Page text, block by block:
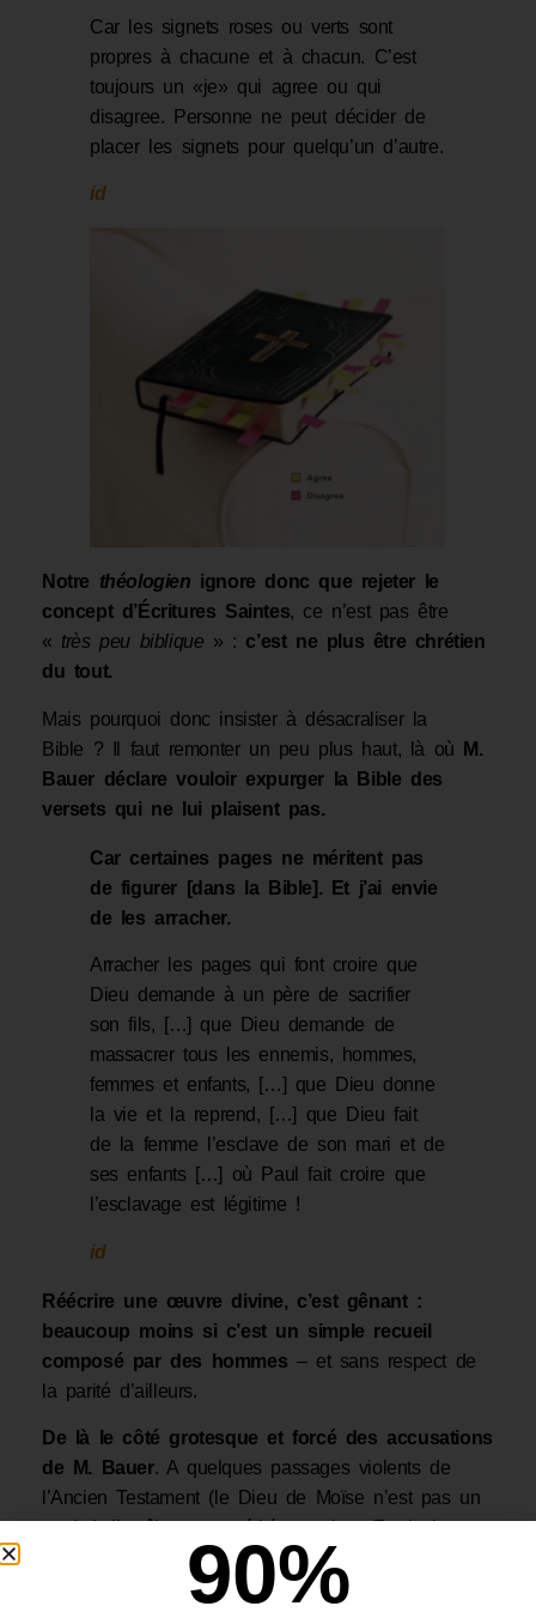
Car les signets roses ou verts sont
propres à chacune et à chacun. C’est
toujours un «je» qui agree ou qui
disagree. Personne ne peut décider de
placer les signets pour quelqu’un d’autre.
id
Notre théologien ignore donc que rejeter le
concept d’Écritures Saintes, ce n’est pas être
« très peu biblique » : c’est ne plus être chrétien
du tout.
Mais pourquoi donc insister à désacraliser la
Bible ? Il faut remonter un peu plus haut, là où
M.
Bauer déclare vouloir expurger la Bible des
versets qui ne lui plaisent pas.
Car certaines pages ne méritent pas
de figurer [dans la Bible]. Et j’ai envie
de les arracher.
Arracher les pages qui font croire que
Dieu demande à un père de sacrifier
son fils, […] que Dieu demande de
massacrer tous les ennemis, hommes,
femmes et enfants, […] que Dieu donne
la vie et la reprend, […] que Dieu fait
de la femme l’esclave de son mari et de
ses enfants […] où Paul fait croire que
l’esclavage est légitime !
id
Réécrire une œuvre divine, c’est gênant :
beaucoup moins si c’est un simple recueil
composé par des hommes – et sans respect de
la parité d’ailleurs.
De là le côté grotesque et forcé des accusations
de M. Bauer. A quelques passages violents de
l’Ancien Testament (le Dieu de Moïse n’est pas un
tendre), il mêle contre-vérités notoires (Paul n’a
justifié l’esclavage »), scènes symboliques
prises au pied de la lettre (le sacrifice d’Abraham)…
90%